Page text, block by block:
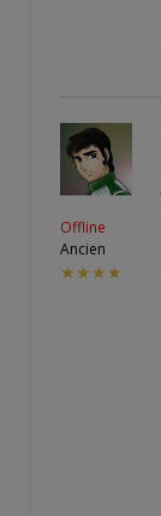
Offline
Ancien
★★★★